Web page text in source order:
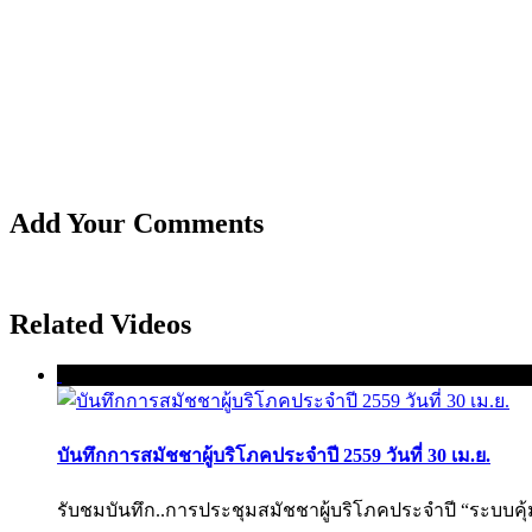
Add Your Comments
Related Videos
บันทึกการสมัชชาผู้บริโภคประจำปี 2559 วันที่ 30 เม.ย.
รับชมบันทึก..การประชุมสมัชชาผู้บริโภคประจำปี “ระบบคุ้